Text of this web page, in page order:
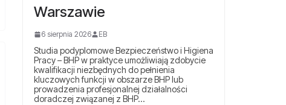
Warszawie
6 sierpnia 2026 EB
Studia podyplomowe Bezpieczeństwo i Higiena
Pracy – BHP w praktyce umożliwiają zdobycie
kwalifikacji niezbędnych do pełnienia
kluczowych funkcji w obszarze BHP lub
prowadzenia profesjonalnej działalności
doradczej związanej z BHP…